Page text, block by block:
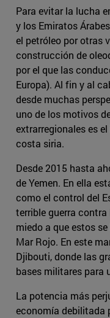
Para evitar la lucha
y los Emiratos
el petróleo por otras
construcción de
por el que las
Europa). Al fin y al
desde muchas
uno de los motivos
extrarregionales es
costa siria.
Desde 2015 hasta
de Yemen. En ella
como el control del
terrible guerra
miedo a que estos
Mar Rojo. En este
Djibouti, donde las
bases militares para
La potencia más
economía debilitada